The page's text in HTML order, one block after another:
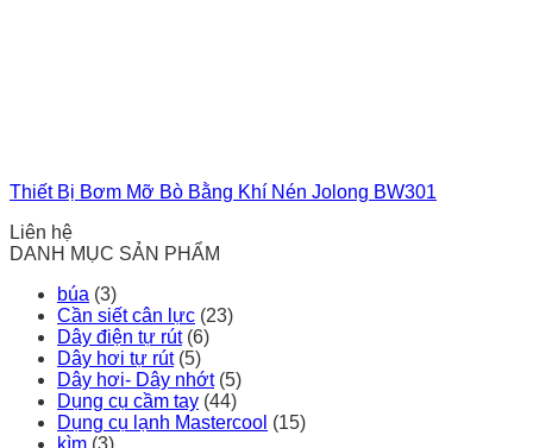
Thiết Bị Bơm Mỡ Bò Bằng Khí Nén Jolong BW301
Liên hệ
DANH MỤC SẢN PHẨM
búa (3)
Cần siết cân lực (23)
Dây điện tự rút (6)
Dây hơi tự rút (5)
Dây hơi- Dây nhớt (5)
Dụng cụ cầm tay (44)
Dụng cụ lạnh Mastercool (15)
kìm (3)